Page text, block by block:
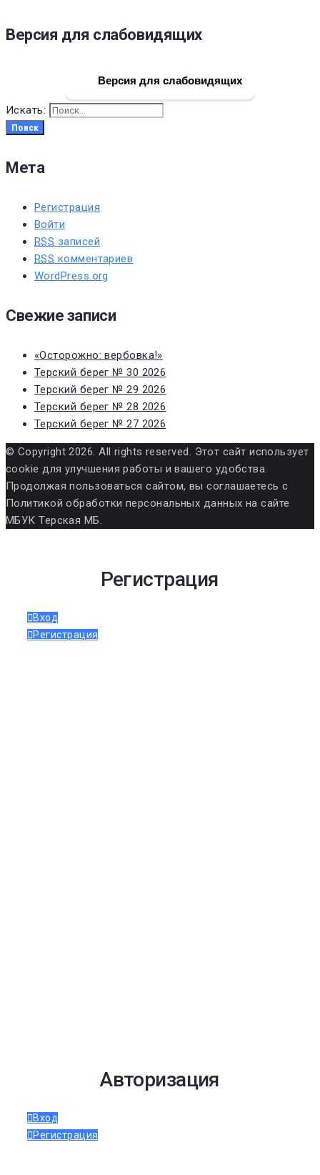
Версия для слабовидящих
Версия для слабовидящих
Искать:
Поиск
Мета
Регистрация
Войти
RSS записей
RSS комментариев
WordPress.org
Свежие записи
«Осторожно: вербовка!»
Терский берег № 30 2026
Терский берег № 29 2026
Терский берег № 28 2026
Терский берег № 27 2026
© Copyright 2026. All rights reserved. Этот сайт использует
cookie для улучшения работы и вашего удобства.
Продолжая пользоваться сайтом, вы соглашаетесь с
Политикой обработки персональных данных на сайте
МБУК Терская МБ.
Регистрация
Вход
Регистрация
Авторизация
Вход
Регистрация